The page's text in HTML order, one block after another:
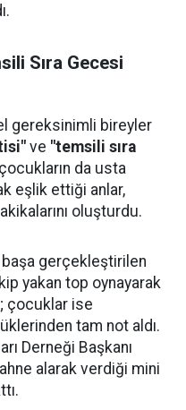
Sıra Gecesi
gereksinimli bireyler
ve "temsili sıra
da usta
eşlik ettiği anlar,
oluşturdu.
gerçekleştirilen
yakan top oynayarak
çocuklar ise
tam not aldı.
Derneği Başkanı
alarak verdiği mini